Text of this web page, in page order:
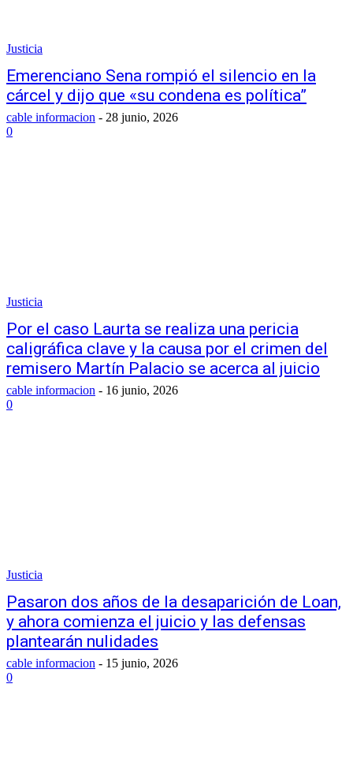
Justicia
Emerenciano Sena rompió el silencio en la
cárcel y dijo que «su condena es política”
cable informacion - 28 junio, 2026
0
Justicia
Por el caso Laurta se realiza una pericia
caligráfica clave y la causa por el crimen del
remisero Martín Palacio se acerca al juicio
cable informacion - 16 junio, 2026
0
Justicia
Pasaron dos años de la desaparición de Loan,
y ahora comienza el juicio y las defensas
plantearán nulidades
cable informacion - 15 junio, 2026
0